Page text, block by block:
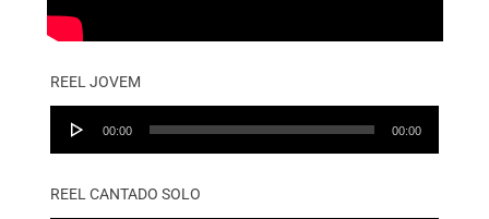
REEL JOVEM
Audio
00:00 00:00
REEL CANTADO SOLO